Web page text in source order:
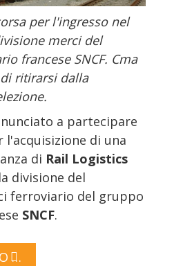
per l'ingresso nel
merci del
francese SNCF. Cma
ritirarsi dalla
a partecipare
l'acquisizione di una
di Rail Logistics
divisione del
ferroviario del gruppo
SNCF.
…